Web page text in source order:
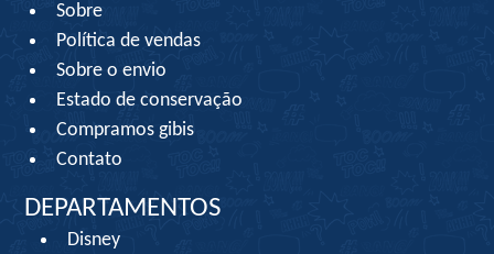
Sobre
Política de vendas
Sobre o envio
Estado de conservação
Compramos gibis
Contato
DEPARTAMENTOS
Disney